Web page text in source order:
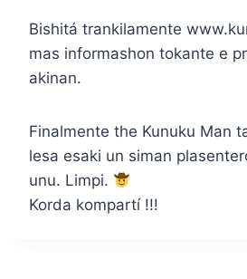
Bishitá trankilamente
mas informashon tokante e
akinan.
Finalmente the Kunuku Man
lesa esaki un siman
unu. Limpi.
Korda kompartí !!!